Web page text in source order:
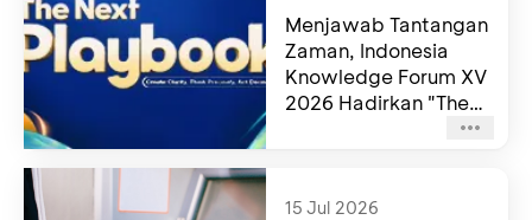
Menjawab Tantangan
Zaman, Indonesia
Knowledge Forum XV
2026 Hadirkan "The
15 Jul 2026